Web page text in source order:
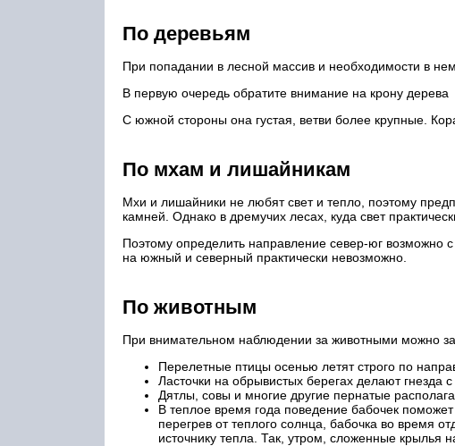
По деревьям
При попадании в лесной массив и необходимости в
В первую очередь обратите внимание на крону дерева
С южной стороны она густая, ветви более крупные.
По мхам и лишайникам
Мхи и лишайники не любят свет и тепло, поэтому
камней. Однако в дремучих лесах, куда свет
Поэтому определить направление север-юг возможно
на южный и северный практически невозможно.
По животным
При внимательном наблюдении за животными можно
Перелетные птицы осенью летят строго по
Ласточки на обрывистых берегах делают гнезда
Дятлы, совы и многие другие пернатые
В теплое время года поведение бабочек
перегрев от теплого солнца, бабочка во время
источнику тепла. Так, утром, сложенные крылья